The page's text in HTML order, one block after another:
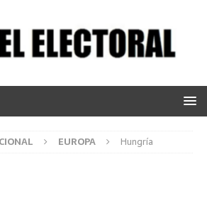
EUROPA Hungría